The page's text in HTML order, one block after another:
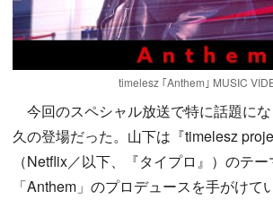
timelesz ｢Anthem｣ MUSIC
今回のスペシャル放送で特に話題に
久の登場だった。山下は『timelesz
（Netflix／以下、『タイプロ』）のテ
「Anthem」のプロデュースを手がけて